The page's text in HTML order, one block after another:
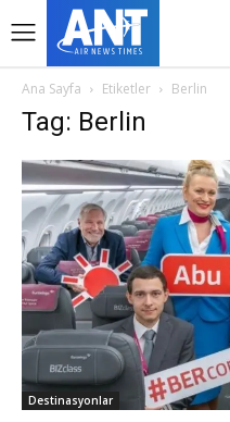
Ana Sayfa Etiketler Berlin
Tag: Berlin
Destinasyonlar